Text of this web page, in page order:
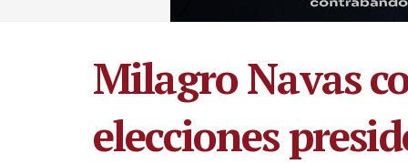
Milagro Navas
elecciones